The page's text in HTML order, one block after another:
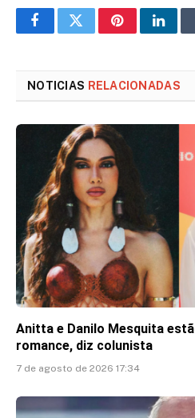
FacebookTwitterPinterest
NOTICIAS RELACIONADAS
Anitta e Danilo Mesquita
romance, diz colunista
7 de agosto de 2026 17:34